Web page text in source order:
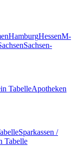
HamburgHessenM-
Sachsen-
TabelleApotheken
Sparkassen /
Tabelle